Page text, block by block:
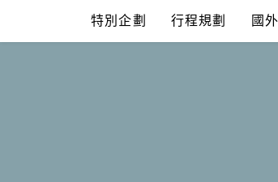
content
特別企劃 行程規劃 國